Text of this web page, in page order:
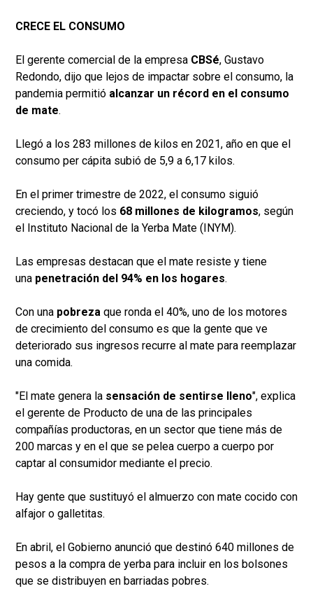
CRECE EL CONSUMO
El gerente comercial de la empresa CBSé, Gustavo
Redondo, dijo que lejos de impactar sobre el consumo, la
pandemia permitió alcanzar un récord en el consumo
de mate.
Llegó a los 283 millones de kilos en 2021, año en que el
consumo per cápita subió de 5,9 a 6,17 kilos.
En el primer trimestre de 2022, el consumo siguió
creciendo, y tocó los 68 millones de kilogramos, según
el Instituto Nacional de la Yerba Mate (INYM).
Las empresas destacan que el mate resiste y tiene
una penetración del 94% en los hogares.
Con una pobreza que ronda el 40%, uno de los motores
de crecimiento del consumo es que la gente que ve
deteriorado sus ingresos recurre al mate para reemplazar
una comida.
"El mate genera la sensación de sentirse lleno", explica
el gerente de Producto de una de las principales
compañías productoras, en un sector que tiene más de
200 marcas y en el que se pelea cuerpo a cuerpo por
captar al consumidor mediante el precio.
Hay gente que sustituyó el almuerzo con mate cocido con
alfajor o galletitas.
En abril, el Gobierno anunció que destinó 640 millones de
pesos a la compra de yerba para incluir en los bolsones
que se distribuyen en barriadas pobres.